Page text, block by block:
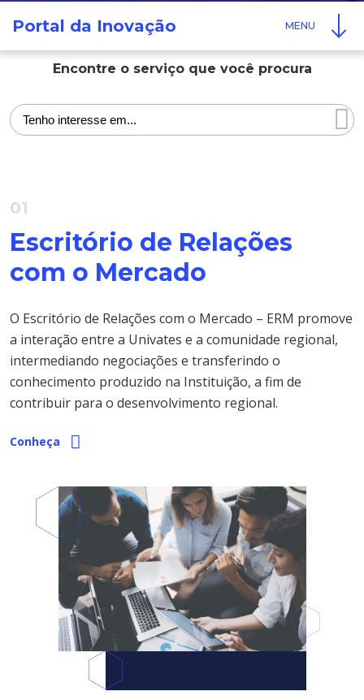
de Idiomas
& Você - Comunidade
Gustavo Adolfo
Portal da Inovação
Encontre o serviço que você procura
01
Escritório de Relações
com o Mercado
O Escritório de Relações com o Mercado – ERM promove
a interação entre a Univates e a comunidade regional,
intermediando negociações e transferindo o
conhecimento produzido na Instituição, a fim de
contribuir para o desenvolvimento regional.
Conheça